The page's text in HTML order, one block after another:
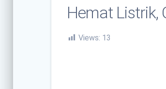
Hemat Listrik,
Views: 13